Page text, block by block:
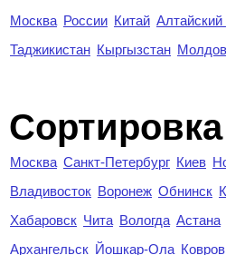
Москва России Китай Алтайский
Таджикистан Кыргызстан
Москва Санкт-Петербург Киев
Владивосток Воронеж Обнинск
Хабаровск Чита Вологда Астана
Архангельск Йошкар-Ола Ковров